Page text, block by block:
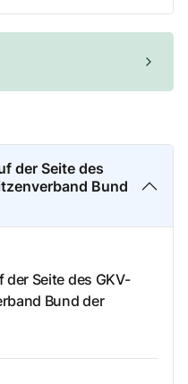
der Seite des
Bund
Seite des GKV-
Bund der